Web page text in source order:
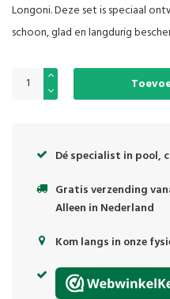
Longoni. Deze set is speciaal
schoon, glad en langdurig
Dé specialist in pool,
Gratis verzending
Alleen in Nederland
Kom langs in onze